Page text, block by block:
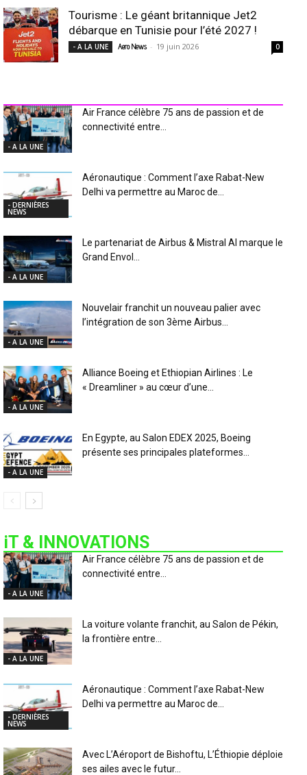
Tourisme : Le géant britannique Jet2
débarque en Tunisie pour l’été 2027 !
- A LA UNE Aero News - 19 juin 2026 0
- A LA UNE
Air France célèbre 75 ans de passion et de
connectivité entre...
- DERNIÈRES
NEWS
Aéronautique : Comment l’axe Rabat-New
Delhi va permettre au Maroc de...
- A LA UNE
Le partenariat de Airbus & Mistral AI marque le
Grand Envol...
- A LA UNE
Nouvelair franchit un nouveau palier avec
l’intégration de son 3ème Airbus...
- A LA UNE
Alliance Boeing et Ethiopian Airlines : Le
« Dreamliner » au cœur d’une...
- A LA UNE
En Egypte, au Salon EDEX 2025, Boeing
présente ses principales plateformes...
iT & INNOVATIONS
- A LA UNE
Air France célèbre 75 ans de passion et de
connectivité entre...
- A LA UNE
La voiture volante franchit, au Salon de Pékin,
la frontière entre...
- DERNIÈRES
NEWS
Aéronautique : Comment l’axe Rabat-New
Delhi va permettre au Maroc de...
Avec L’Aéroport de Bishoftu, L’Éthiopie déploie
ses ailes avec le futur...